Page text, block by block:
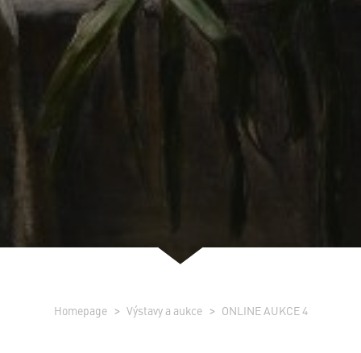
Homepage Výstavy a aukce ONLINE AUKCE 4